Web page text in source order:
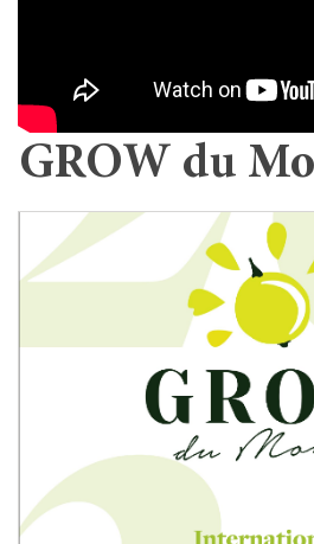
GROW du